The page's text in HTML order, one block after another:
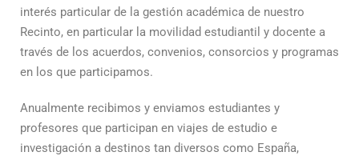
interés particular de la gestión académica de nuestro
Recinto, en particular la movilidad estudiantil y docente a
través de los acuerdos, convenios, consorcios y programas
en los que participamos.
Anualmente recibimos y enviamos estudiantes y
profesores que participan en viajes de estudio e
investigación a destinos tan diversos como España,